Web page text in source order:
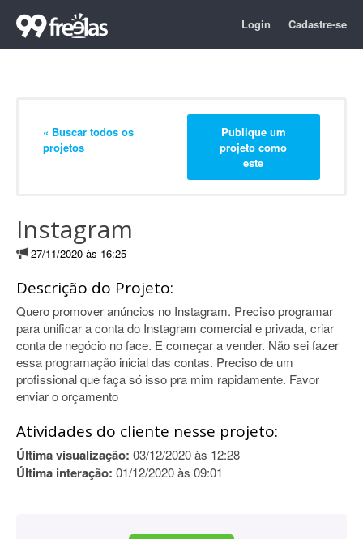
Login Cadastre-se
« Buscar todos os
projetos
Publique um
projeto como
este
Instagram
27/11/2020 às 16:25
Descrição do Projeto:
Quero promover anúncios no Instagram. Preciso programar
para unificar a conta do Instagram comercial e privada, criar
conta de negócio no face. E começar a vender. Não sei fazer
essa programação inicial das contas. Preciso de um
profissional que faça só isso pra mim rapidamente. Favor
enviar o orçamento
Atividades do cliente nesse projeto:
Última visualização: 03/12/2020 às 12:28
Última interação: 01/12/2020 às 09:01